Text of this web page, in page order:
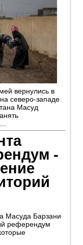
вернулись в
северо-западе
Масуд
-
Масуда Барзани
референдум